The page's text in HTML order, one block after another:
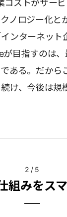
ストがサー
ノロジー化と
ンターネット
目指すのは
ある。だから
け、今後は
2/ 5
組みをス